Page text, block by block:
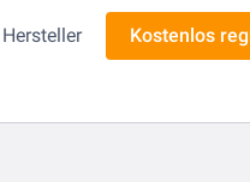
Hersteller Kostenlos